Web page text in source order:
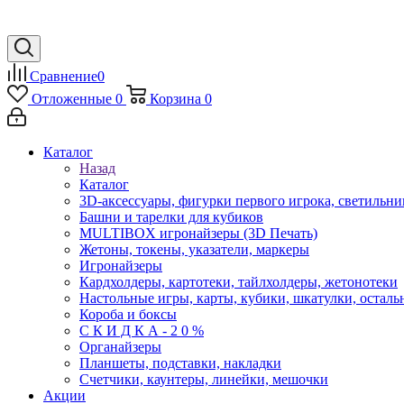
Сравнение0
Отложенные 0 Корзина 0
Каталог
Назад
Каталог
3D-аксессуары, фигурки первого игрока,
Башни и тарелки для кубиков
MULTIBOX игронайзеры (3D Печать)
Жетоны, токены, указатели, маркеры
Игронайзеры
Кардхолдеры, картотеки, тайлхолдеры, жетонотеки
Настольные игры, карты, кубики, шкатулки,
Короба и боксы
С К И Д К А - 2 0 %
Органайзеры
Планшеты, подставки, накладки
Счетчики, каунтеры, линейки, мешочки
Акции